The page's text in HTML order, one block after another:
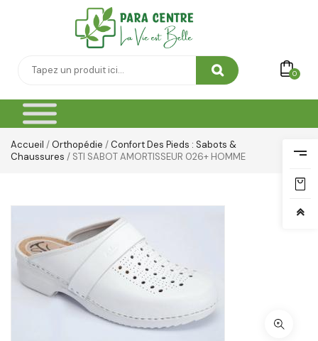
0
Accueil / Orthopédie /Confort Des Pieds : Sabots &
Chaussures / STI SABOT AMORTISSEUR 026+ HOMME
Soin Cicatrisante
Thé & Tisanes
Vêtement Amincissant
Yeux & Lévres